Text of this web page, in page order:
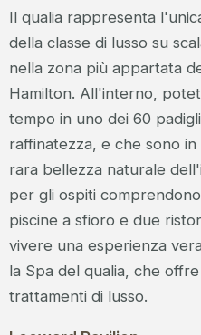
Il qualia rappresenta
della classe di lusso su
nella zona più appartata
Hamilton. All'interno,
tempo in uno dei 60
raffinatezza, e che sono
rara bellezza naturale
per gli ospiti
piscine a sfioro e due
vivere una esperienza
la Spa del qualia, che
trattamenti di lusso.